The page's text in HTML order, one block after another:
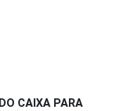
CAIXA PARA